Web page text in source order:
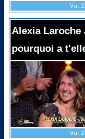
Vu:
Alexia
pourquoi a
Vu: